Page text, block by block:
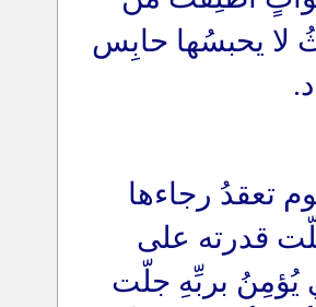
لا يحبسُها حابِس
.
تعقدُ رجاءها
قدرته على
يُؤمِنُ بربِّهِ جلّت